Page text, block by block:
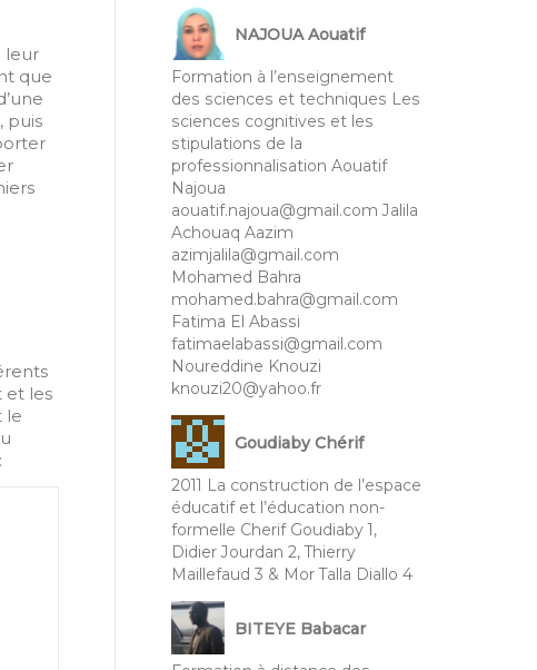
leur
que
puis
et les
le
NAJOUA Aouatif
Formation à l’enseignement
des sciences et techniques Les
sciences cognitives et les
stipulations de la
professionnalisation Aouatif
Najoua
aouatif.najoua@gmail.com Jalila
Achouaq Aazim
azimjalila@gmail.com
Mohamed Bahra
mohamed.bahra@gmail.com
Fatima El Abassi
fatimaelabassi@gmail.com
Noureddine Knouzi
knouzi20@yahoo.fr
Goudiaby Chérif
2011 La construction de l’espace
éducatif et l’éducation non-
formelle Cherif Goudiaby 1,
Didier Jourdan 2, Thierry
Maillefaud 3 & Mor Talla Diallo 4
BITEYE Babacar